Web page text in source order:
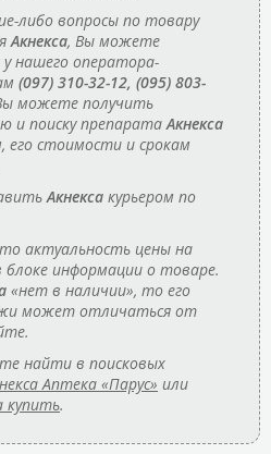
либо вопросы по товару
Акнекса, Вы можете
нашего оператора-
(097) 310-32-12, (095) 803-
можете получить
и поиску препаратаАкнекса
его стоимости и срокам
Акнекса курьером по
актуальность цены на
блоке информации о товаре.
«нет в наличии», то его
может отличаться от
найти в поисковых
Аптека «Парус» или
купить.